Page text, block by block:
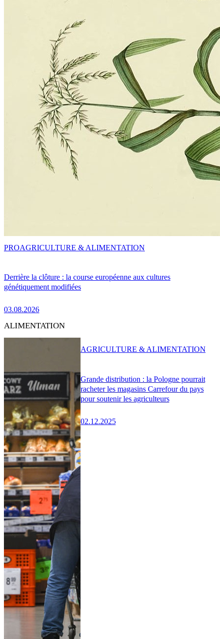
Derrière la clôture : la course européenne aux cultures
génétiquement modifiées
03.08.2026
PROAGRICULTURE & ALIMENTATION
ALIMENTATION
Grande distribution : la Pologne pourrait
racheter les magasins Carrefour du pays
pour soutenir les agriculteurs
02.12.2025
AGRICULTURE & ALIMENTATION